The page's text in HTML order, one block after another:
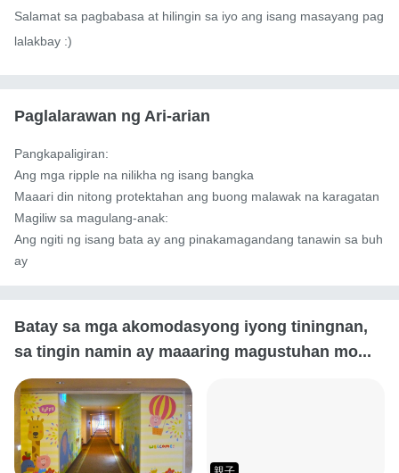
Salamat sa pagbabasa at hilingin sa iyo ang isang masayang pag
lalakbay :)
Paglalarawan ng Ari-arian
Pangkapaligiran:
Ang mga ripple na nilikha ng isang bangka
Maaari din nitong protektahan ang buong malawak na karagatan
Magiliw sa magulang-anak:
Ang ngiti ng isang bata ay ang pinakamagandang tanawin sa buh
ay
Batay sa mga akomodasyong iyong tiningnan,
sa tingin namin ay maaaring magustuhan mo...